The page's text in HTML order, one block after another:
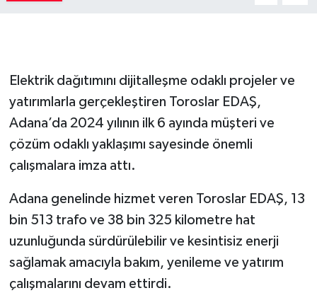
Elektrik dağıtımını dijitalleşme odaklı projeler ve
yatırımlarla gerçekleştiren Toroslar EDAŞ,
Adana’da 2024 yılının ilk 6 ayında müşteri ve
çözüm odaklı yaklaşımı sayesinde önemli
çalışmalara imza attı.
Adana genelinde hizmet veren Toroslar EDAŞ, 13
bin 513 trafo ve 38 bin 325 kilometre hat
uzunluğunda sürdürülebilir ve kesintisiz enerji
sağlamak amacıyla bakım, yenileme ve yatırım
çalışmalarını devam ettirdi.